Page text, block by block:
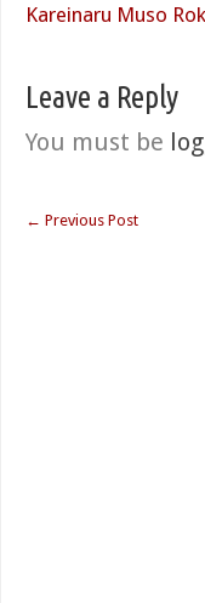
Kareinaru Muso
Leave a Reply
You must be
← Previous Post